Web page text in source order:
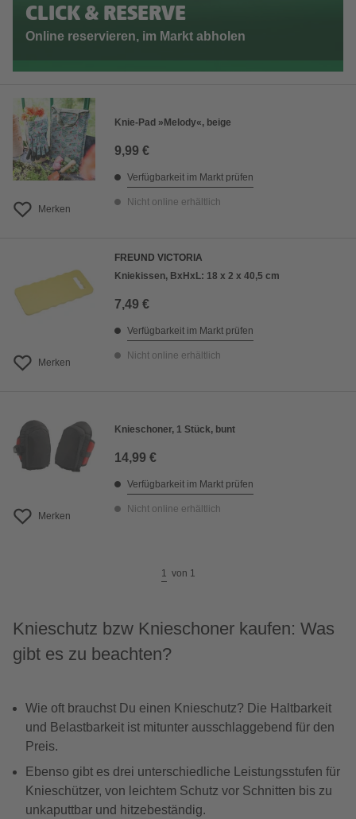
CLICK & RESERVE
Online reservieren, im Markt abholen
Merken
Knie-Pad »Melody«, beige
9,99 €
Verfügbarkeit im Markt prüfen
Nicht online erhältlich
Merken
FREUND VICTORIA
Kniekissen, BxHxL: 18 x 2 x 40,5 cm
7,49 €
Verfügbarkeit im Markt prüfen
Nicht online erhältlich
Merken
Knieschoner, 1 Stück, bunt
14,99 €
Verfügbarkeit im Markt prüfen
Nicht online erhältlich
1 von 1
Knieschutz bzw Knieschoner kaufen: Was
gibt es zu beachten?
Wie oft brauchst Du einen Knieschutz? Die Haltbarkeit
und Belastbarkeit ist mitunter ausschlaggebend für den
Preis.
Ebenso gibt es drei unterschiedliche Leistungsstufen für
Knieschützer, von leichtem Schutz vor Schnitten bis zu
unkaputtbar und hitzebeständig.